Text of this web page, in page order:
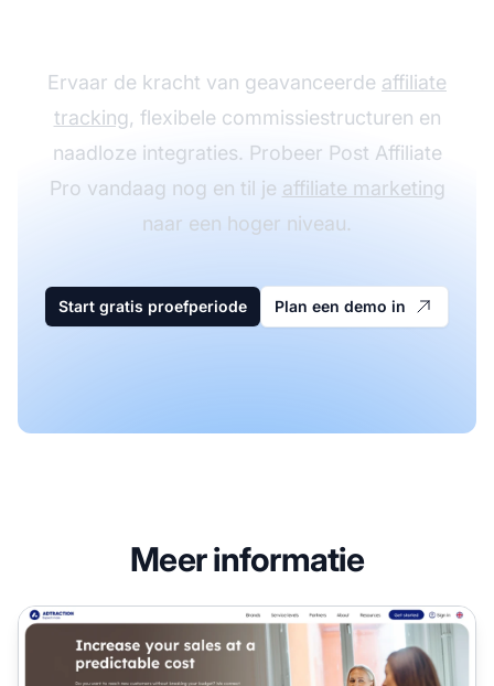
Ervaar de kracht van geavanceerde affiliate
tracking, flexibele commissiestructuren en
naadloze integraties. Probeer Post Affiliate
Pro vandaag nog en til je affiliate marketing
naar een hoger niveau.
Start gratis proefperiode Plan een demo in
Meer informatie
Adtraction Affiliate Programma